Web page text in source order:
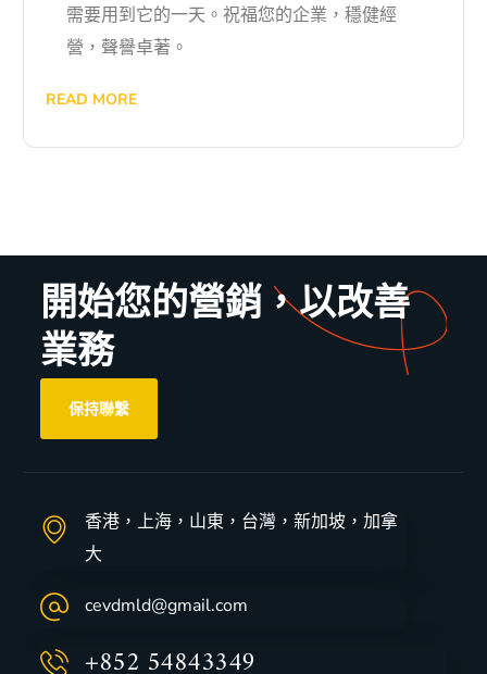
需要用到它的一天。祝福您的企業，穩健經
營，聲譽卓著。
READ MORE
開始您的營銷，以改善
業務
保持聯繫
香港，上海，山東，台灣，新加坡，加拿
大
cevdmld@gmail.com
+852 54843349